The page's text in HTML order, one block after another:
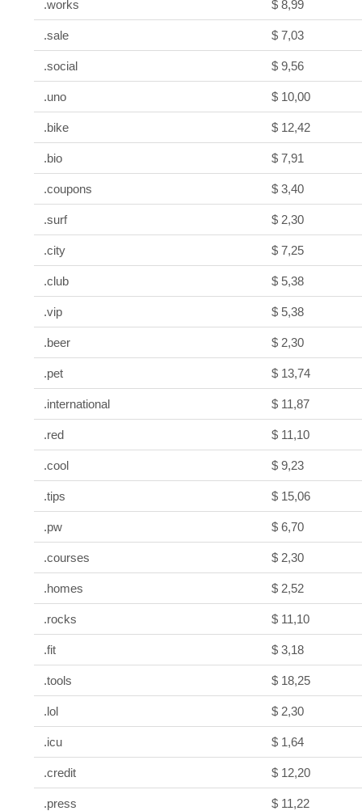
.works $ 8,99
.sale $ 7,03
.social $ 9,56
.uno $ 10,00
.bike $ 12,42
.bio $ 7,91
.coupons $ 3,40
.surf $ 2,30
.city $ 7,25
.club $ 5,38
.vip $ 5,38
.beer $ 2,30
.pet $ 13,74
.international $ 11,87
.red $ 11,10
.cool $ 9,23
.tips $ 15,06
.pw $ 6,70
.courses $ 2,30
.homes $ 2,52
.rocks $ 11,10
.fit $ 3,18
.tools $ 18,25
.lol $ 2,30
.icu $ 1,64
.credit $ 12,20
.press $ 11,22